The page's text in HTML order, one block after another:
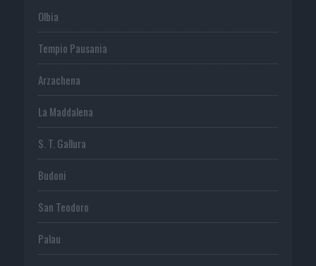
Olbia
Tempio Pausania
Arzachena
La Maddalena
S. T. Gallura
Budoni
San Teodoro
Palau